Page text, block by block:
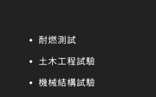
耐燃測試
土木工程試驗
機械結構試驗